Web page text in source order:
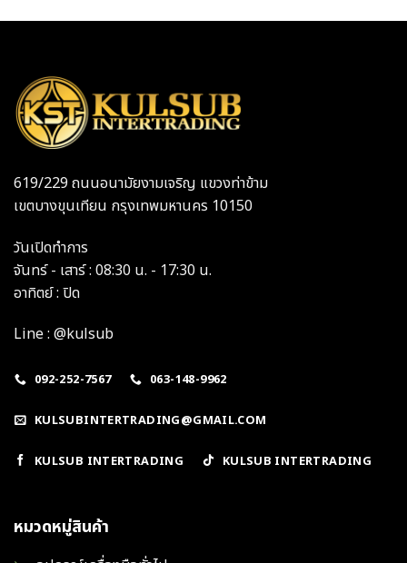
619/229 ถนนอนามัยงามเจริญ แขวงท่าข้าม
เขตบางขุนเทียน กรุงเทพมหานคร 10150
วันเปิดทำการ
จันทร์ - เสาร์ : 08:30 น. - 17:30 น.
อาทิตย์ : ปิด
Line : @kulsub
092-252-7567 063-148-9962
KULSUBINTERTRADING@GMAIL.COM
KULSUB INTERTRADING KULSUB INTERTRADING
หมวดหมู่สินค้า